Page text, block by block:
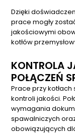
Dzięki
prace mogły
jakościowymi
kotłów
KONTROLA
POŁĄCZEŃ
Prace przy
kontroli jakości.
wymagania
spawalniczych
obowiązujących